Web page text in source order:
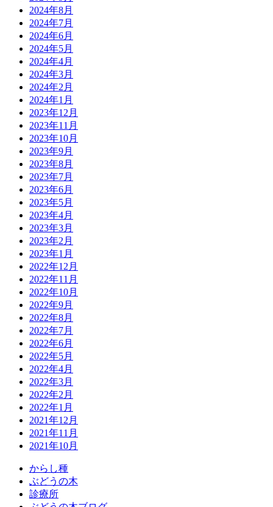
2024年8月
2024年7月
2024年6月
2024年5月
2024年4月
2024年3月
2024年2月
2024年1月
2023年12月
2023年11月
2023年10月
2023年9月
2023年8月
2023年7月
2023年6月
2023年5月
2023年4月
2023年3月
2023年2月
2023年1月
2022年12月
2022年11月
2022年10月
2022年9月
2022年8月
2022年7月
2022年6月
2022年5月
2022年4月
2022年3月
2022年2月
2022年1月
2021年12月
2021年11月
2021年10月
から し種
ぶどう の木
診療所